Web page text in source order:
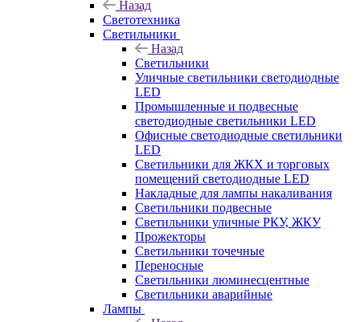
Назад
Светотехника
Светильники
Назад
Светильники
Уличные светильники светодиодные
LED
Промышленные и подвесные
светодиодные светильники LED
Офисные светодиодные светильники
LED
Светильники для ЖКХ и торговых
помещений светодиодные LED
Накладные для лампы накаливания
Светильники подвесные
Светильники уличные РКУ, ЖКУ
Прожекторы
Cветильники точечные
Переносные
Светильники люминесцентные
Светильники аварийные
Лампы